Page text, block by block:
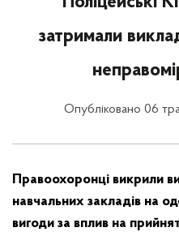
затримали
Опубліковано 06
Правоохоронці викрили
навчальних закладів на
вигоди за вплив на